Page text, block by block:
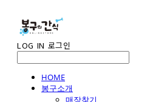
LOG IN 로그인
HOME
봉구소개
매장찾기